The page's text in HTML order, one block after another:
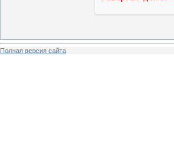
Полная версия сайта